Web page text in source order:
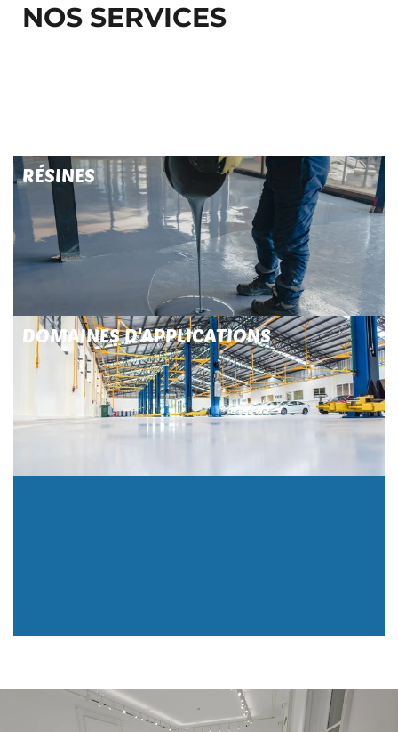
NOS SERVICES
RÉSINES
DOMAINES D'APPLICATIONS